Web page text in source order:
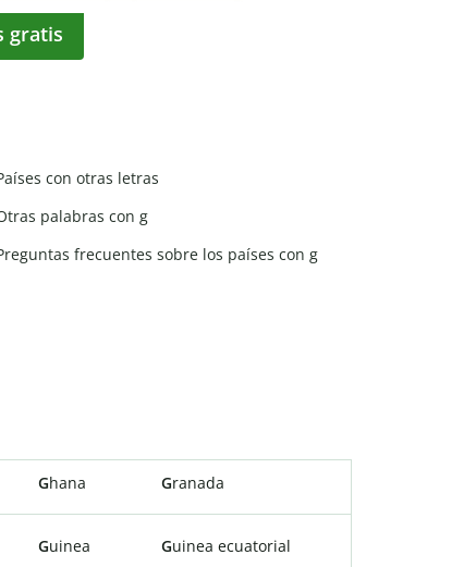
gratis
con otras letras
palabras con g
frecuentes sobre los países con g
Ghana Granada
Guinea Guinea ecuatorial